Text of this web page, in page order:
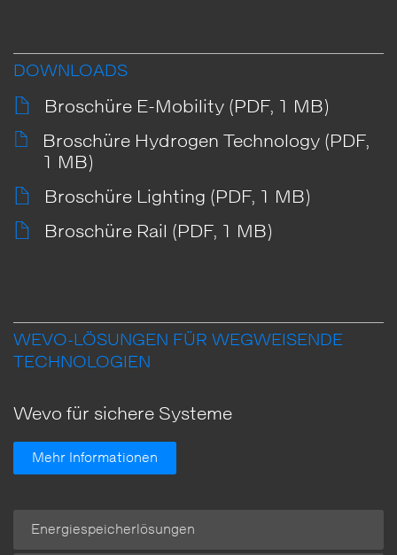
DOWNLOADS
Broschüre E-Mobility (PDF, 1 MB)
Broschüre Hydrogen Technology (PDF,
1 MB)
Broschüre Lighting (PDF, 1 MB)
Broschüre Rail (PDF, 1 MB)
WEVO-LÖSUNGEN FÜR WEGWEISENDE
TECHNOLOGIEN
Wevo für sichere Systeme
Mehr Informationen
Energiespeicherlösungen